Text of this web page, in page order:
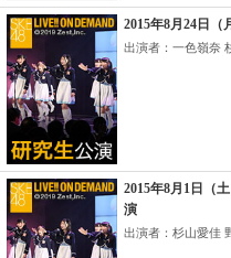
2015年8月24日
出演者：一色嶺奈
2015年8月1日（
演
出演者：杉山愛佳